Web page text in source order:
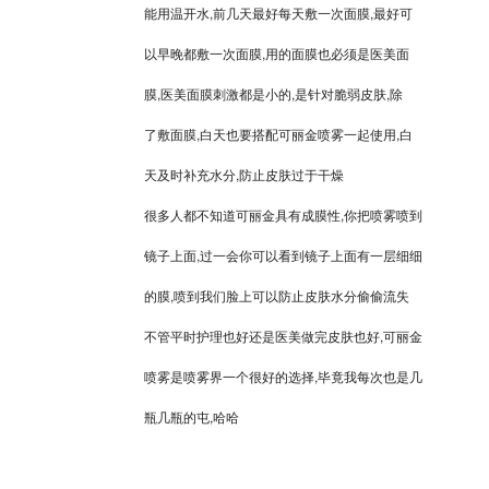
能用温开水,前几天最好每天敷一次面膜,最好可
以早晚都敷一次面膜,用的面膜也必须是医美面
膜,医美面膜刺激都是小的,是针对脆弱皮肤,除
了敷面膜,白天也要搭配可丽金喷雾一起使用,白
天及时补充水分,防止皮肤过于干燥
很多人都不知道可丽金具有成膜性,你把喷雾喷到
镜子上面,过一会你可以看到镜子上面有一层细细
的膜,喷到我们脸上可以防止皮肤水分偷偷流失
不管平时护理也好还是医美做完皮肤也好,可丽金
喷雾是喷雾界一个很好的选择,毕竟我每次也是几
瓶几瓶的屯,哈哈